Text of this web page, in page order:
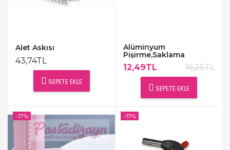
Alet Askısı
43,74TL
SEPETE EKLE
Alüminyum
Pişirme,Saklama
Folyosu
12,49TL 16,25TL
SEPETE EKLE
-17% -17%